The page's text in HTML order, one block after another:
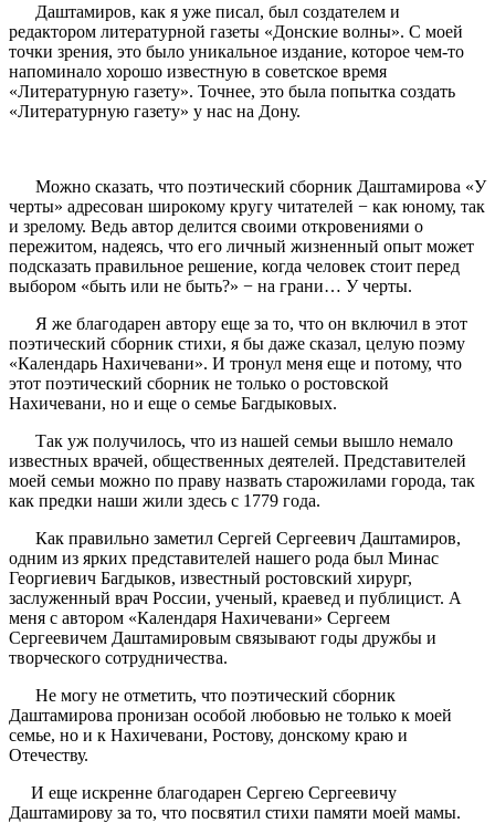
Даштамиров, как я уже писал, был создателем и
редактором литературной газеты «Донские волны». С моей
точки зрения, это было уникальное издание, которое чем-то
напоминало хорошо известную в советское время
«Литературную газету». Точнее, это была попытка создать
«Литературную газету» у нас на Дону.
Можно сказать, что поэтический сборник Даштамирова «У
черты» адресован широкому кругу читателей − как юному, так
и зрелому. Ведь автор делится своими откровениями о
пережитом, надеясь, что его личный жизненный опыт может
подсказать правильное решение, когда человек стоит перед
выбором «быть или не быть?» − на грани… У черты.
Я же благодарен автору еще за то, что он включил в этот
поэтический сборник стихи, я бы даже сказал, целую поэму
«Календарь Нахичевани». И тронул меня еще и потому, что
этот поэтический сборник не только о ростовской
Нахичевани, но и еще о семье Багдыковых.
Так уж получилось, что из нашей семьи вышло немало
известных врачей, общественных деятелей. Представителей
моей семьи можно по праву назвать старожилами города, так
как предки наши жили здесь с 1779 года.
Как правильно заметил Сергей Сергеевич Даштамиров,
одним из ярких представителей нашего рода был Минас
Георгиевич Багдыков, известный ростовский хирург,
заслуженный врач России, ученый, краевед и публицист. А
меня с автором «Календаря Нахичевани» Сергеем
Сергеевичем Даштамировым связывают годы дружбы и
творческого сотрудничества.
Не могу не отметить, что поэтический сборник
Даштамирова пронизан особой любовью не только к моей
семье, но и к Нахичевани, Ростову, донскому краю и
Отечеству.
И еще искренне благодарен Сергею Сергеевичу
Даштамирову за то, что посвятил стихи памяти моей мамы.